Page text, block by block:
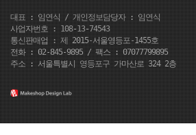
대표 : 임연식 / 개인정보담당자 : 임연식
사업자번호 : 108-13-74543
통신판매업 : 제 2015-서울영등포-1455호
전화 : 02-845-9895 / 팩스 : 07077799895
주소 : 서울특별시 영등포구 가마산로 324 2층